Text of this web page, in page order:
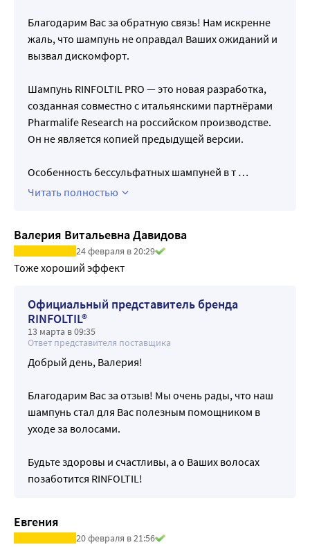
Благодарим Вас за обратную связь! Нам искренне
жаль, что шампунь не оправдал Ваших ожиданий и
вызвал дискомфорт.
Шампунь RINFOLTIL PRO — это новая разработка,
созданная совместно с итальянскими партнёрами
Pharmalife Research на российском производстве.
Он не является копией предыдущей версии.
Особенность бессульфатных шампуней в т …
Читать полностью
Валерия Витальевна Давидова
24 февраля в 20:29
Тоже хороший эффект
Официальный представитель бренда
RINFOLTIL®
13 марта в 09:35
Ответ представителя поставщика
Добрый день, Валерия!
Благодарим Вас за отзыв! Мы очень рады, что наш
шампунь стал для Вас полезным помощником в
уходе за волосами.
Будьте здоровы и счастливы, а о Ваших волосах
позаботится RINFOLTIL!
Евгения
20 февраля в 21:56